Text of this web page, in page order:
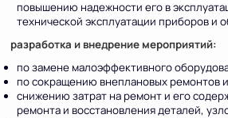
повышению надежности его в
технической эксплуатации приборов и
разработка и внедрение мероприятий:
по замене малоэффективного
по сокращению внеплановых ремонтов
снижению затрат на ремонт и его
ремонта и восстановления деталей,